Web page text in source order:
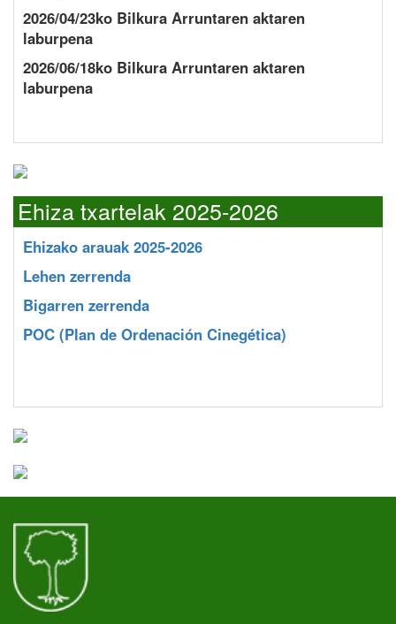
2026/04/23ko Bilkura Arruntaren aktaren
laburpena
2026/06/18ko Bilkura Arruntaren aktaren
laburpena
Ehiza txartelak 2025-2026
Ehizako arauak 2025-2026
Lehen zerrenda
Bigarren zerrenda
POC (Plan de Ordenación Cinegética)